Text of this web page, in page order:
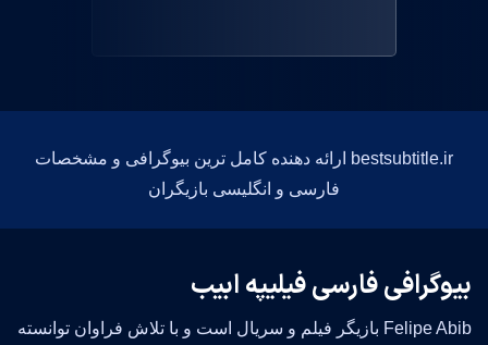
bestsubtitle.ir ارائه دهنده کامل ترین بیوگرافی و مشخصات
فارسی و انگلیسی بازیگران
بیوگرافی فارسی فیلیپه ابیب
Felipe Abib بازیگر فیلم و سریال است و با تلاش فراوان توانسته